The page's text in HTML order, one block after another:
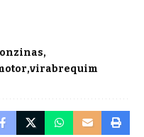
virabrequim